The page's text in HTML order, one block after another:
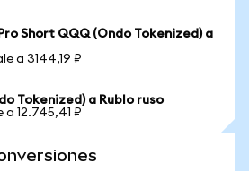
Short QQQ (Ondo Tokenized) a
a 3144,19 ₽
Tokenized) a Rublo ruso
a 12.745,41 ₽